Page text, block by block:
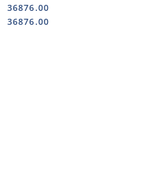
Cena:
36876.00
Cena:
36876.00